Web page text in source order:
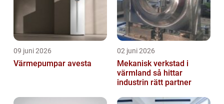
09 juni 2026
Värmepumpar avesta
02 juni 2026
Mekanisk verkstad i
värmland så hittar
industrin rätt partner